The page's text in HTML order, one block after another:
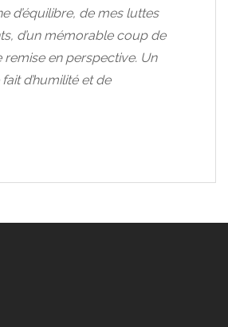
d’équilibre, de mes luttes
d’un mémorable coup de
remise en perspective. Un
d’humilité et de